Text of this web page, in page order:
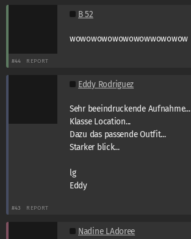
B 52
wowowowowowowowwowowow
#44 REPORT
Eddy Rodriguez
Sehr beeindruckende Aufnahme...
Klasse Location...
Dazu das passende Outfit...
Starker blick...
lg
Eddy
#43 REPORT
Nadine LAdoree